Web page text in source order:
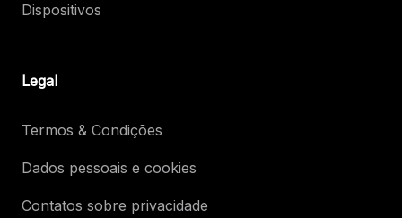
Dispositivos
Legal
Termos & Condições
Dados pessoais e cookies
Contatos sobre privacidade